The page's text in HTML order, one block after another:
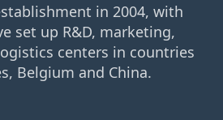
in 2004, with
set up R&D, marketing,
centers in countries
Belgium and China.